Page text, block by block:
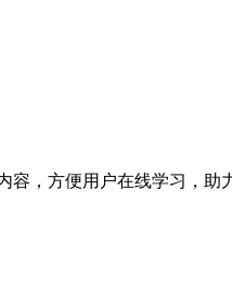
，方便用户在线学习，